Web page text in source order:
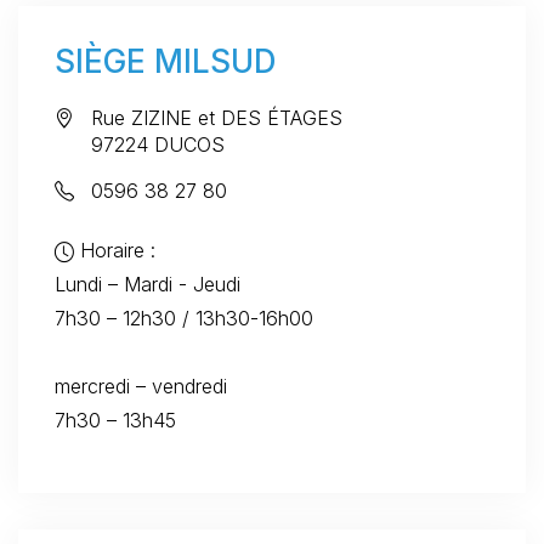
SIÈGE MILSUD
Rue ZIZINE et DES ÉTAGES
97224 DUCOS
0596 38 27 80
Horaire :
Lundi – Mardi - Jeudi
7h30 – 12h30 / 13h30-16h00
mercredi – vendredi
7h30 – 13h45